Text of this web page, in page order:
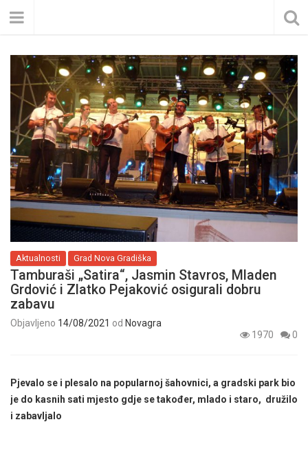
Aktualnosti Grad Nova Gradiška
Tamburaši „Satira“, Jasmin Stavros, Mladen
Grdović i Zlatko Pejaković osigurali dobru
zabavu
Objavljeno 14/08/2021 od Novagra
1970
0
Pjevalo se i plesalo na popularnoj šahovnici, a gradski park bio
je do kasnih sati mjesto gdje se također, mlado i staro, družilo
i zabavljalo